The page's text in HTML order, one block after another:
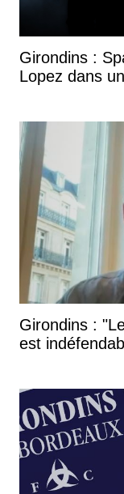
Girondins :
Lopez dans
Girondins :
est